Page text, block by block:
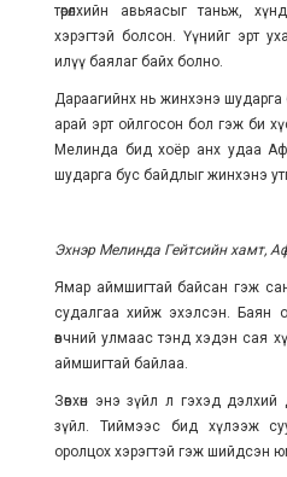
төрөлхийн авьяасыг таньж,
хэрэгтэй болсон. Үүнийг эрт
илүү баялаг байх болно.
Дараагийнх нь жинхэнэ
арай эрт ойлгосон бол гэж би
Мелинда бид хоёр анх удаа
шударга бус байдлыг жинхэнэ
Эхнэр Мелинда Гейтсийн хамт,
Ямар аймшигтай байсан гэж
судалгаа хийж эхэлсэн. Баян
өвчний улмаас тэнд хэдэн сая
аймшигтай байлаа.
Зөвхөн энэ зүйл л гэхэд
зүйл. Тиймээс бид хүлээж
оролцох хэрэгтэй гэж шийдсэн